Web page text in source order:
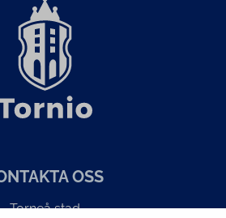
OSS
Torneå stad